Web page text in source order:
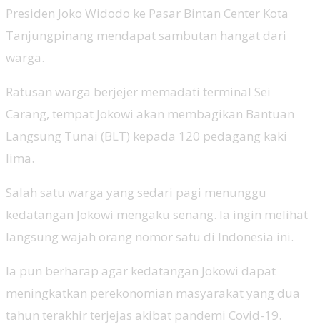
Presiden Joko Widodo ke Pasar Bintan Center Kota
Tanjungpinang mendapat sambutan hangat dari
warga.
Ratusan warga berjejer memadati terminal Sei
Carang, tempat Jokowi akan membagikan Bantuan
Langsung Tunai (BLT) kepada 120 pedagang kaki
lima.
Salah satu warga yang sedari pagi menunggu
kedatangan Jokowi mengaku senang. Ia ingin melihat
langsung wajah orang nomor satu di Indonesia ini.
Ia pun berharap agar kedatangan Jokowi dapat
meningkatkan perekonomian masyarakat yang dua
tahun terakhir terjejas akibat pandemi Covid-19.